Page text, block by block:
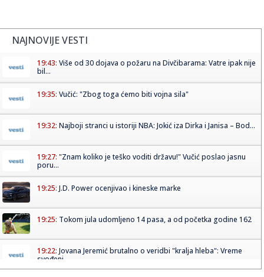
NAJNOVIJE VESTI
19:43: Više od 30 dojava o požaru na Divčibarama: Vatre ipak nije
bil...
19:35: Vučić: "Zbog toga ćemo biti vojna sila"
19:32: Najboji stranci u istoriji NBA: Jokić iza Dirka i Janisa – Bod...
19:27: "Znam koliko je teško voditi državu!" Vučić poslao jasnu
poru...
19:25: J.D. Power ocenjivao i kineske marke
19:25: Tokom jula udomljeno 14 pasa, a od početka godine 162
19:22: Jovana Jeremić brutalno o veridbi "kralja hleba": Vreme
svođenj...